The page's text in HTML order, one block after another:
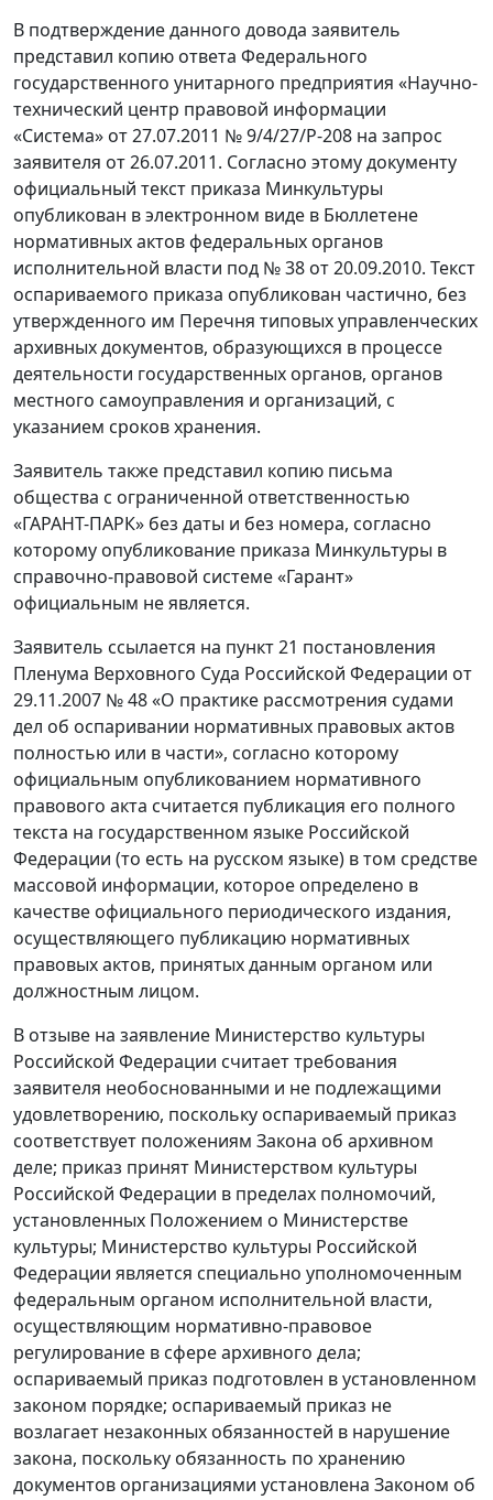
В подтверждение данного довода заявитель
представил копию ответа Федерального
государственного унитарного предприятия «Научно-
технический центр правовой информации
«Система» от 27.07.2011 № 9/4/27/Р-208 на запрос
заявителя от 26.07.2011. Согласно этому документу
официальный текст приказа Минкультуры
опубликован в электронном виде в Бюллетене
нормативных актов федеральных органов
исполнительной власти под № 38 от 20.09.2010. Текст
оспариваемого приказа опубликован частично, без
утвержденного им Перечня типовых управленческих
архивных документов, образующихся в процессе
деятельности государственных органов, органов
местного самоуправления и организаций, с
указанием сроков хранения.
Заявитель также представил копию письма
общества с ограниченной ответственностью
«ГАРАНТ-ПАРК» без даты и без номера, согласно
которому опубликование приказа Минкультуры в
справочно-правовой системе «Гарант»
официальным не является.
Заявитель ссылается на пункт 21 постановления
Пленума Верховного Суда Российской Федерации от
29.11.2007 № 48 «О практике рассмотрения судами
дел об оспаривании нормативных правовых актов
полностью или в части», согласно которому
официальным опубликованием нормативного
правового акта считается публикация его полного
текста на государственном языке Российской
Федерации (то есть на русском языке) в том средстве
массовой информации, которое определено в
качестве официального периодического издания,
осуществляющего публикацию нормативных
правовых актов, принятых данным органом или
должностным лицом.
В отзыве на заявление Министерство культуры
Российской Федерации считает требования
заявителя необоснованными и не подлежащими
удовлетворению, поскольку оспариваемый приказ
соответствует положениям Закона об архивном
деле; приказ принят Министерством культуры
Российской Федерации в пределах полномочий,
установленных Положением о Министерстве
культуры; Министерство культуры Российской
Федерации является специально уполномоченным
федеральным органом исполнительной власти,
осуществляющим нормативно-правовое
регулирование в сфере архивного дела;
оспариваемый приказ подготовлен в установленном
законом порядке; оспариваемый приказ не
возлагает незаконных обязанностей в нарушение
закона, поскольку обязанность по хранению
документов организациями установлена Законом об